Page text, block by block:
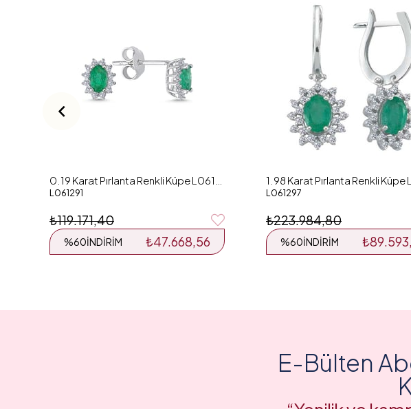
L061291
₺47.668,56
%60İNDIRIM
₺119.171,40
L061297
%60İNDIRIM
₺223.984,80
E-Bülten